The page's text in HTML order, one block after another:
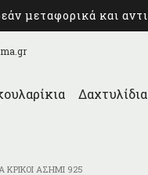
μεταφορικά και
Δαχτυλίδια
ΚΡΊΚΟΙ ΑΣΉΜΙ 925